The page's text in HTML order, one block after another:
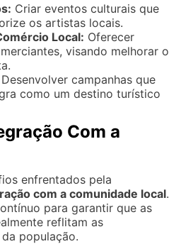
Criar eventos culturais que
os artistas locais.
Local: Oferecer
visando melhorar o
Desenvolver campanhas que
como um destino turístico
Com a
enfrentados pela
com a comunidade local.
para garantir que as
reflitam as
população.